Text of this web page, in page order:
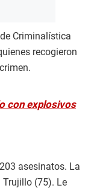
Criminalística
recogieron
con explosivos
asesinatos. La
Trujillo (75). Le